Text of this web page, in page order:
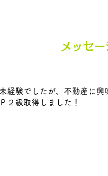
メッセー
未経験でしたが、不動産に興
Ｐ２級取得しました！